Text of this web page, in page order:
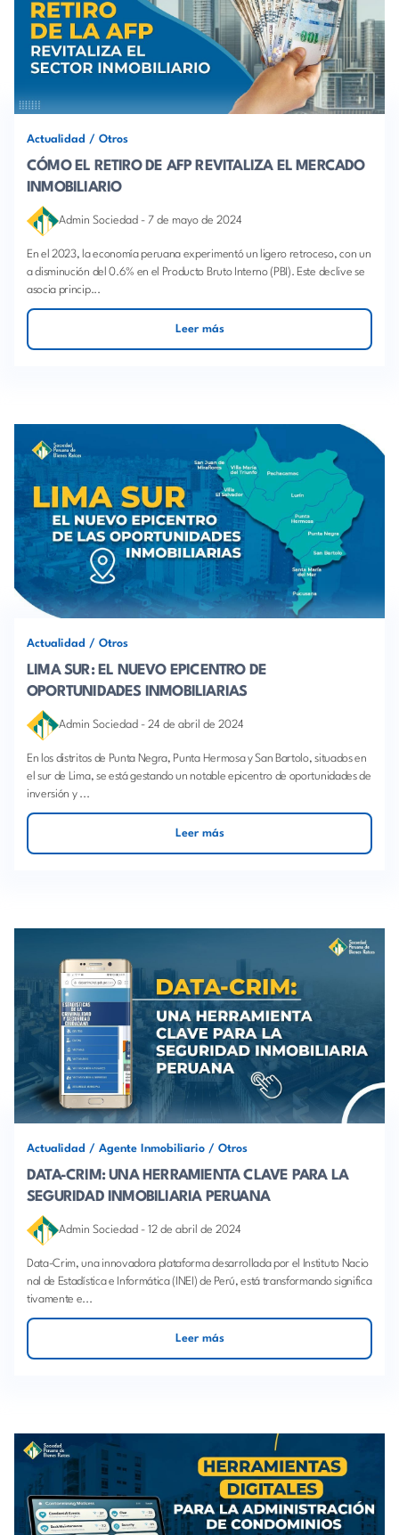
Actualidad / Otros
CÓMO EL RETIRO DE AFP REVITALIZA EL MERCADO
INMOBILIARIO
Admin Sociedad - 7 de mayo de 2024
En el 2023, la economía peruana experimentó un ligero retroceso, con un
a disminución del 0.6% en el Producto Bruto Interno (PBI). Este declive se
asocia princip...
Leer más
Actualidad / Otros
LIMA SUR: EL NUEVO EPICENTRO DE
OPORTUNIDADES INMOBILIARIAS
Admin Sociedad - 24 de abril de 2024
En los distritos de Punta Negra, Punta Hermosa y San Bartolo, situados en
el sur de Lima, se está gestando un notable epicentro de oportunidades de
inversión y ...
Leer más
Actualidad / Agente Inmobiliario / Otros
DATA-CRIM: UNA HERRAMIENTA CLAVE PARA LA
SEGURIDAD INMOBILIARIA PERUANA
Admin Sociedad - 12 de abril de 2024
Data-Crim, una innovadora plataforma desarrollada por el Instituto Nacio
nal de Estadística e Informática (INEI) de Perú, está transformando significa
tivamente e...
Leer más